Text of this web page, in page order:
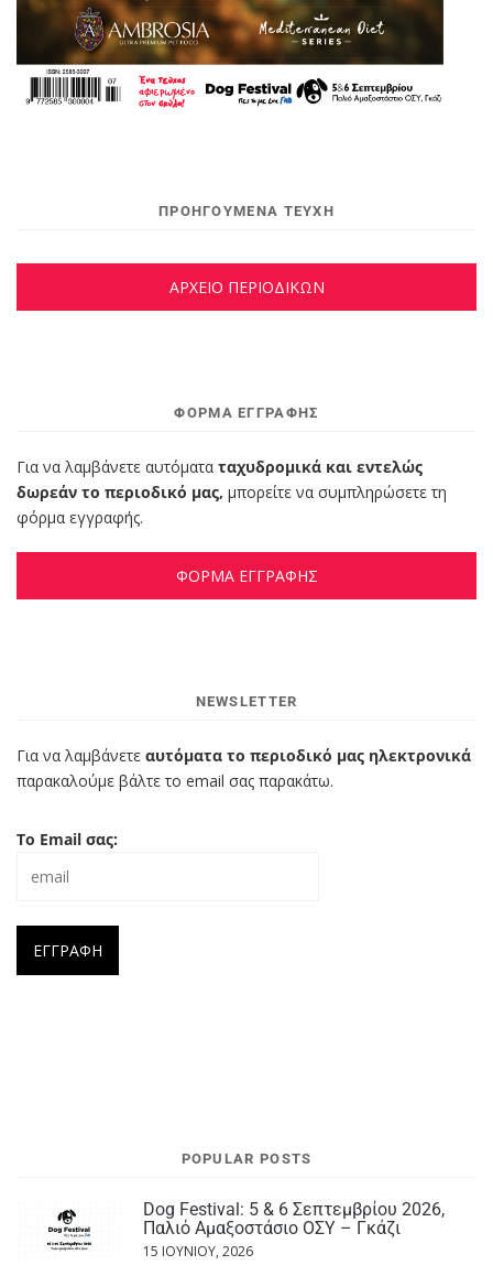
ΠΡΟΗΓΟΥΜΕΝΑ ΤΕΥΧΗ
ΑΡΧΕΙΟ ΠΕΡΙΟΔΙΚΩΝ
ΦΌΡΜΑ ΕΓΓΡΑΦΉΣ
Για να λαμβάνετε αυτόματα ταχυδρομικά και εντελώς
δωρεάν το περιοδικό μας, μπορείτε να συμπληρώσετε τη
φόρμα εγγραφής.
ΦΟΡΜΑ ΕΓΓΡΑΦΗΣ
NEWSLETTER
Για να λαμβάνετε αυτόματα το περιοδικό μας ηλεκτρονικά
παρακαλούμε βάλτε το email σας παρακάτω.
Το Email σας:
POPULAR POSTS
Dog Festival: 5 & 6 Σεπτεμβρίου 2026,
Παλιό Αμαξοστάσιο ΟΣΥ – Γκάζι
15 ΙΟΥΝΊΟΥ, 2026